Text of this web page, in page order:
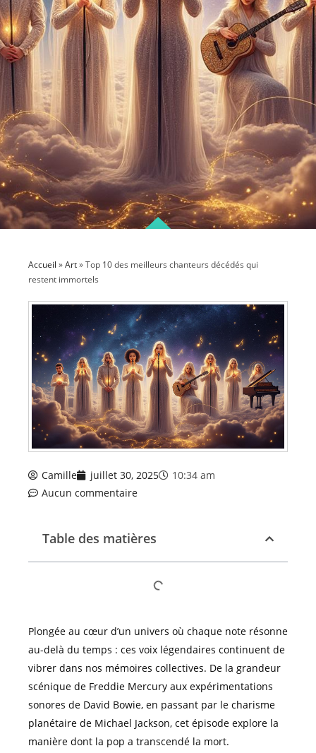
Accueil »Art»Top 10 des meilleurs chanteurs décédés qui
restent immortels
Camille juillet 30, 2025
10:34 am
Aucun commentaire
Table des matières
Plongée au cœur d’un univers où chaque note résonne
au-delà du temps : ces voix légendaires continuent de
vibrer dans nos mémoires collectives. De la grandeur
scénique de Freddie Mercury aux expérimentations
sonores de David Bowie, en passant par le charisme
planétaire de Michael Jackson, cet épisode explore la
manière dont la pop a transcendé la mort.